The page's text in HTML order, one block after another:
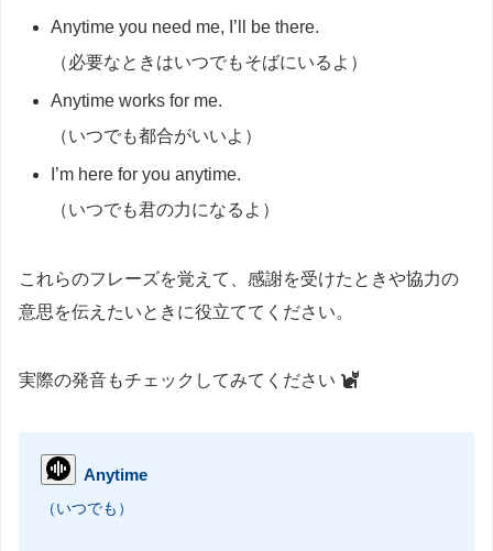
Anytime you need me, I’ll be there.
（必要なときはいつでもそばにいるよ）
Anytime works for me.
（いつでも都合がいいよ）
I’m here for you anytime.
（いつでも君の力になるよ）
これらのフレーズを覚えて、感謝を受けたときや協力の
意思を伝えたいときに役立ててください。
実際の発音もチェックしてみてください
Anytime
（いつでも）